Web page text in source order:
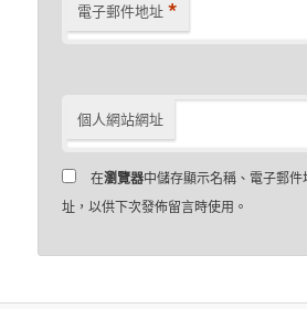
電子郵件地址 *
個人網站網址
在瀏覽器中儲存顯示名稱、電子郵
址，以供下次發佈留言時使用。